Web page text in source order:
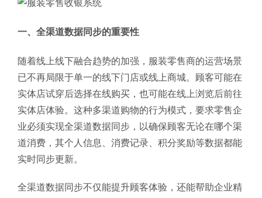
一、全渠道数据同步的重要性
随着线上线下融合趋势的加强，服装零售商的运营场景
已不再局限于单一的线下门店或线上商城。顾客可能在
实体店试穿后选择在线购买，也可能在线上浏览后前往
实体店体验。这种多渠道购物的行为模式，要求零售企
业必须实现全渠道数据同步，以确保顾客无论在哪个渠
道消费，其个人信息、消费记录、积分奖励等数据都能
实时同步更新。
全渠道数据同步不仅能提升顾客体验，还能帮助企业精